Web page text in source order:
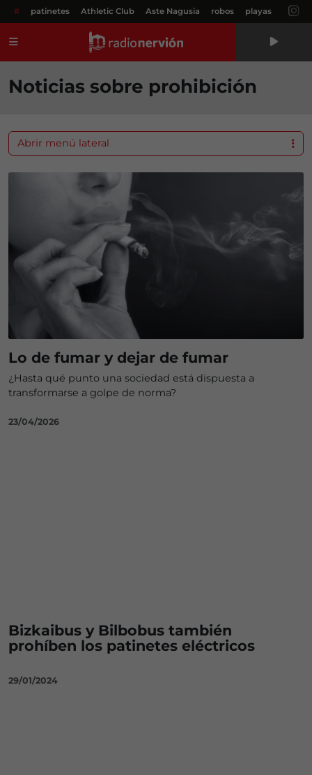
# patinetes Athletic Club Aste Nagusia robos playas
Noticias sobre prohibición
Lo de fumar y dejar de fumar
¿Hasta qué punto una sociedad está dispuesta a
transformarse a golpe de norma?
23/04/2026
Bizkaibus y Bilbobus también
prohíben los patinetes eléctricos
29/01/2024
Abrir menú lateral